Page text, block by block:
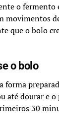
o fermento
movimentos
que o bolo
o bolo
forma
até dourar e
30